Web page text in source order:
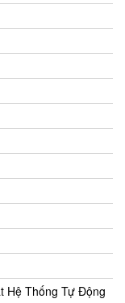
Hệ Thống Tự Động